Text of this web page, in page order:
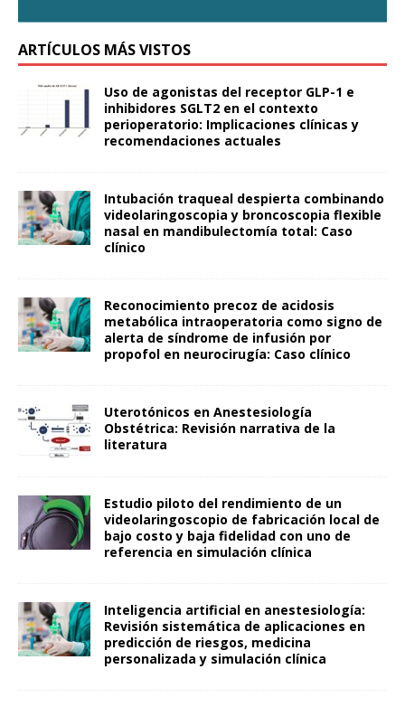
ARTÍCULOS MÁS VISTOS
Uso de agonistas del receptor GLP-1 e
inhibidores SGLT2 en el contexto
perioperatorio: Implicaciones clínicas y
recomendaciones actuales
Intubación traqueal despierta combinando
videolaringoscopia y broncoscopia flexible
nasal en mandibulectomía total: Caso
clínico
Reconocimiento precoz de acidosis
metabólica intraoperatoria como signo de
alerta de síndrome de infusión por
propofol en neurocirugía: Caso clínico
Uterotónicos en Anestesiología
Obstétrica: Revisión narrativa de la
literatura
Estudio piloto del rendimiento de un
videolaringoscopio de fabricación local de
bajo costo y baja fidelidad con uno de
referencia en simulación clínica
Inteligencia artificial en anestesiología:
Revisión sistemática de aplicaciones en
predicción de riesgos, medicina
personalizada y simulación clínica